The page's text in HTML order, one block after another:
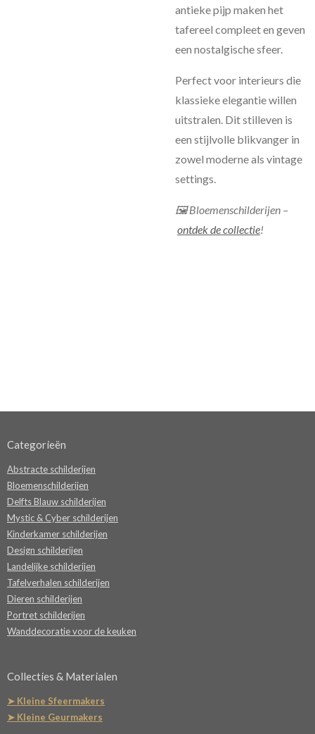
antieke pijp maken het
tafereel compleet en geven
een nostalgische sfeer.
Perfect voor interieurs die
klassieke elegantie willen
uitstralen. Dit stilleven is
een stijlvolle blikvanger in
zowel moderne als vintage
settings.
🖼 Bloemenschilderijen –
ontdek de collectie!
Categorieën
Abstracte schilderijen
Bloemenschilderijen
Delfts Blauw schilderijen
Mystic & Cyber schilderijen
Kinderkamer schilderijen
Design schilderijen
Landelijke schilderijen
Tafelverhalen schilderijen
Dieren schilderijen
Portret schilderijen
Wanddecoratie voor de keuken
Collecties & Materialen
➤ Kleine Sfeermakers
➤ Kleine Geurmakers